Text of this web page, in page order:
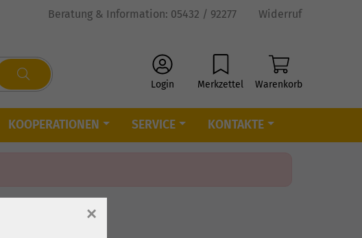
Beratung & Information: 05432 / 92277 Widerruf
Login Merkzettel Warenkorb
KOOPERATIONEN SERVICE KONTAKTE
×